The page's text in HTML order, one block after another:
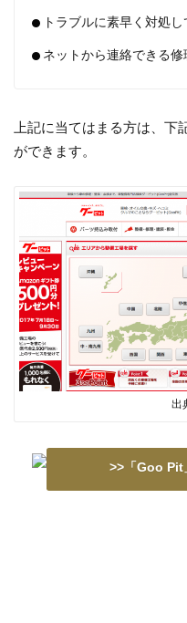
トラブルに素早く対処
ネットから連絡できる
上記に当てはまる方は、下
ができます。
出
>>「Goo Pit